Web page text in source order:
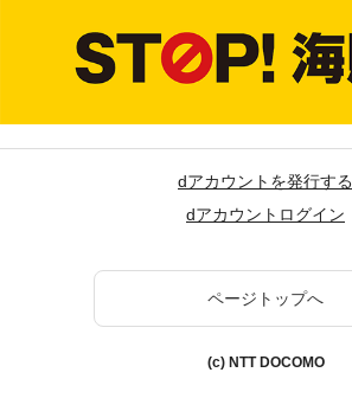
dアカウントを発行する
dアカウントログイン
ページトップへ
(c) NTT DOCOMO